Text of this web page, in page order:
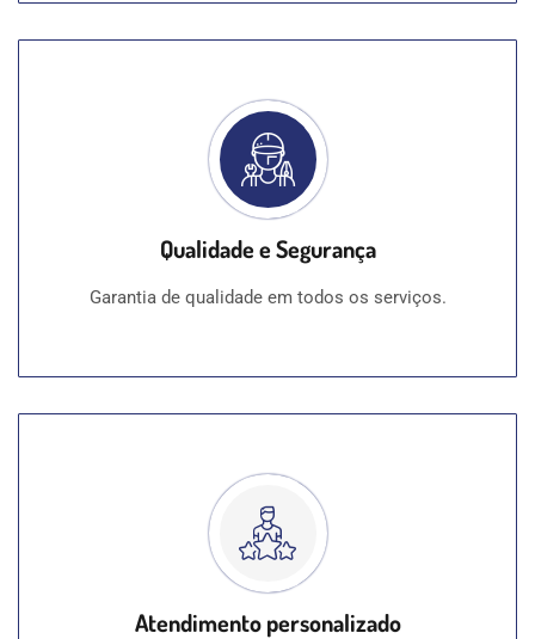
Qualidade e Segurança
Garantia de qualidade em todos os serviços.
Atendimento personalizado